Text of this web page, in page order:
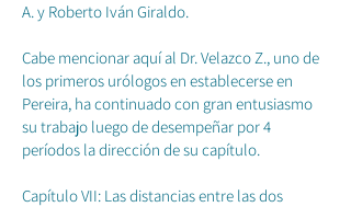
A. y Roberto Iván Giraldo.
Cabe mencionar aquí al Dr. Velazco Z., uno de
los primeros urólogos en establecerse en
Pereira, ha continuado con gran entusiasmo
su trabajo luego de desempeñar por 4
períodos la dirección de su capítulo.
Capítulo VII: Las distancias entre las dos